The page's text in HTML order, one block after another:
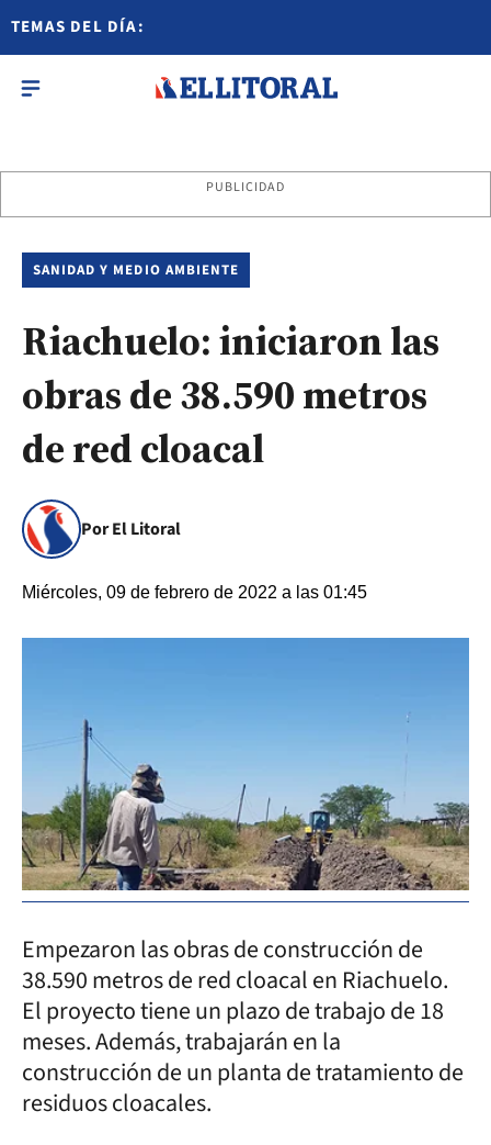
TEMAS DEL DÍA:
PUBLICIDAD
SANIDAD Y MEDIO AMBIENTE
Riachuelo: iniciaron las
obras de 38.590 metros
de red cloacal
Por El Litoral
Miércoles, 09 de febrero de 2022 a las 01:45
Empezaron las obras de construcción de
38.590 metros de red cloacal en Riachuelo.
El proyecto tiene un plazo de trabajo de 18
meses. Además, trabajarán en la
construcción de un planta de tratamiento de
residuos cloacales.